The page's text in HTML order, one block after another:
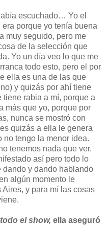
escuchado… Yo el
porque yo tenía buena
muy seguido, pero me
de la selección que
Yo un día veo lo que me
todo esto, pero el por
ella es una de las que
y quizás por ahí tiene
tiene rabia a mí, porque a
más que yo, porque por
nunca se mostró con
quizás a ella le genera
tengo la menor idea.
tenemos nada que ver.
así pero todo lo
y dando hablando
algún momento le
y para mí las cosas
el show, ella aseguró